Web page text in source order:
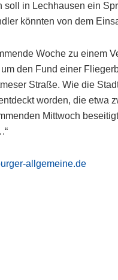
in Lechhausen ein
könnten von dem
Woche zu einem
den Fund einer
Straße. Wie die
worden, die etwa
Mittwoch
allgemeine.de